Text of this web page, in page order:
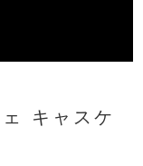
キャスケ